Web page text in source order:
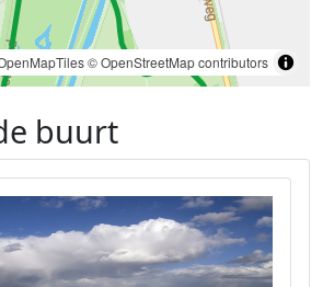
© OpenStreetMap contributors
buurt